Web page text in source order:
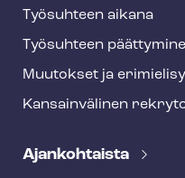
Työsuhteen aikana
Työsuhteen
Muutokset ja
Kansainvälinen
Ajankohtaista